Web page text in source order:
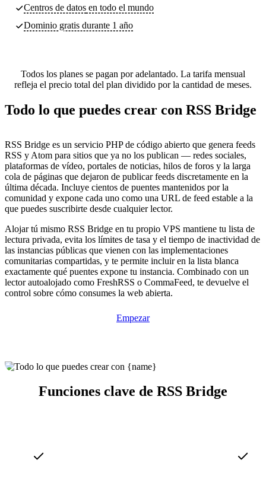
Centros de datos en todo el mundo
Dominio gratis durante 1 año
Todos los planes se pagan por adelantado. La tarifa mensual
refleja el precio total del plan dividido por la cantidad de meses.
Todo lo que puedes crear con RSS Bridge
RSS Bridge es un servicio PHP de código abierto que genera feeds
RSS y Atom para sitios que ya no los publican — redes sociales,
plataformas de vídeo, portales de noticias, hilos de foros y la larga
cola de páginas que dejaron de publicar feeds discretamente en la
última década. Incluye cientos de puentes mantenidos por la
comunidad y expone cada uno como una URL de feed estable a la
que puedes suscribirte desde cualquier lector.
Alojar tú mismo RSS Bridge en tu propio VPS mantiene tu lista de
lectura privada, evita los límites de tasa y el tiempo de inactividad de
las instancias públicas que vienen con las implementaciones
comunitarias compartidas, y te permite incluir en la lista blanca
exactamente qué puentes expone tu instancia. Combinado con un
lector autoalojado como FreshRSS o CommaFeed, te devuelve el
control sobre cómo consumes la web abierta.
Empezar
Funciones clave de RSS Bridge